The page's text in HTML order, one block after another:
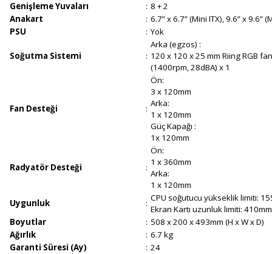
Genişleme Yuvaları
: 8 + 2
Anakart
: 6.7” x 6.7” (Mini ITX), 9.6” x 9.6”
PSU
: Yok
Soğutma Sistemi :
Arka (egzos) :
120 x 120 x 25 mm Riing RGB fan
(1400rpm, 28dBA) x 1
Fan Desteği :
Ön:
3 x 120mm
Arka:
1 x 120mm
Güç Kapağı :
1x 120mm
Radyatör Desteği :
Ön:
1 x 360mm
Arka:
1 x 120mm
Uygunluk
: CPU soğutucu yükseklik limiti:
Ekran Kartı uzunluk limiti:
Boyutlar
: 508 x 200 x 493mm (H x W x D)
Ağırlık
: 6.7 kg
Garanti Süresi (Ay)
: 24